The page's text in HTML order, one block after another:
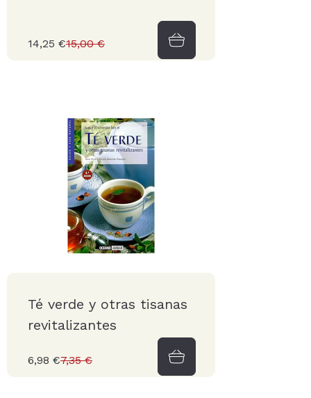
14,25 €15,00 €
Té verde y otras tisanas
revitalizantes
6,98 €7,35 €